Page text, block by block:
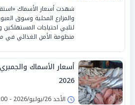
شهدت أسعار الأسماك
والمزارع المحلية وسوق
لتلبي احتياجات
منظومة الأمن الغذائي في
2026
الأحد 26/يوليو/2026 - 09:00 ص